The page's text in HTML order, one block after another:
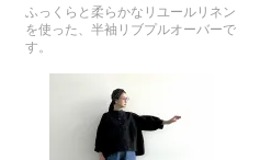
ふっくらと柔らかなリユールリネン
を使った、半袖リブプルオーバーで
す。